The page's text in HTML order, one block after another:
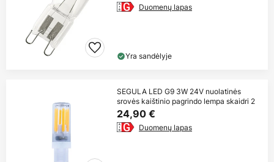
Duomenų lapas
Yra sandėlyje
SEGULA LED G9 3W 24V nuolatinės
srovės kaištinio pagrindo lempa skaidri 2
24,90 €
Duomenų lapas